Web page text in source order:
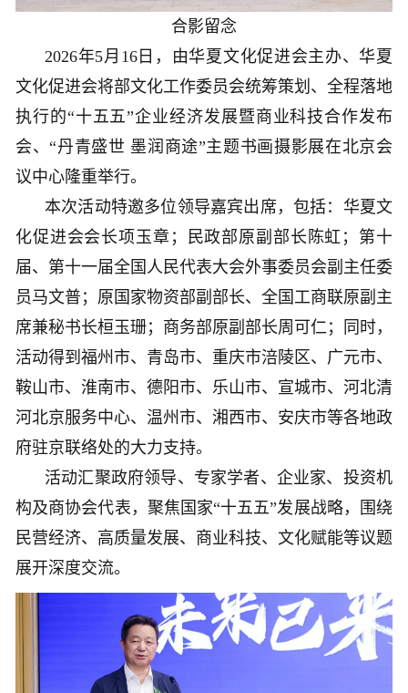
合影留念
2026年5月16日，由华夏文化促进会主办、华夏
文化促进会将部文化工作委员会统筹策划、全程落地
执行的“十五五”企业经济发展暨商业科技合作发布
会、“丹青盛世 墨润商途”主题书画摄影展在北京会
议中心隆重举行。
本次活动特邀多位领导嘉宾出席，包括：华夏文
化促进会会长项玉章；民政部原副部长陈虹；第十
届、第十一届全国人民代表大会外事委员会副主任委
员马文普；原国家物资部副部长、全国工商联原副主
席兼秘书长桓玉珊；商务部原副部长周可仁；同时，
活动得到福州市、青岛市、重庆市涪陵区、广元市、
鞍山市、淮南市、德阳市、乐山市、宣城市、河北清
河北京服务中心、温州市、湘西市、安庆市等各地政
府驻京联络处的大力支持。
活动汇聚政府领导、专家学者、企业家、投资机
构及商协会代表，聚焦国家“十五五”发展战略，围绕
民营经济、高质量发展、商业科技、文化赋能等议题
展开深度交流。